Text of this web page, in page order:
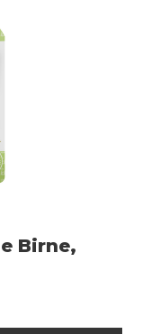
Birne,